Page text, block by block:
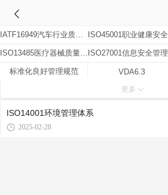
IATF16949汽车行业质量管理体系
ISO13485医疗器械质量管理体系
标准化良好管理规范 VDA6.3
人类工效学认证 ISO14001环境管理体系
ISO9001质量管理体系
更多
ISO14001环境管理体系
2025-02-28